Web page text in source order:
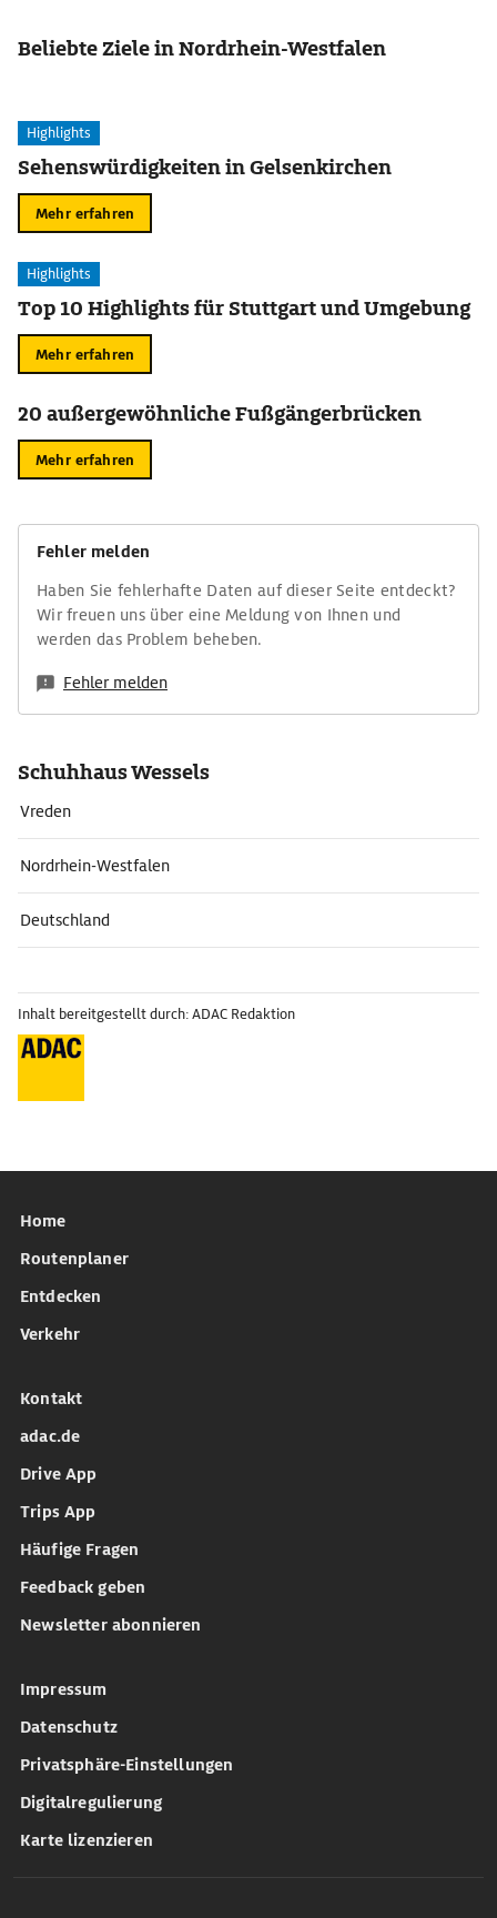
Beliebte Ziele in Nordrhein-Westfalen
Highlights
Sehenswürdigkeiten in Gelsenkirchen
Mehr erfahren
Highlights
Top 10 Highlights für Stuttgart und Umgebung
Mehr erfahren
20 außergewöhnliche Fußgängerbrücken
Mehr erfahren
Fehler melden
Haben Sie fehlerhafte Daten auf dieser Seite entdeckt?
Wir freuen uns über eine Meldung von Ihnen und
werden das Problem beheben.
Fehler melden
Schuhhaus Wessels
Vreden
Nordrhein-Westfalen
Deutschland
Inhalt bereitgestellt durch: ADAC Redaktion
Home
Routenplaner
Entdecken
Verkehr
Kontakt
adac.de
Drive App
Trips App
Häufige Fragen
Feedback geben
Newsletter abonnieren
Impressum
Datenschutz
Privatsphäre-Einstellungen
Digitalregulierung
Karte lizenzieren